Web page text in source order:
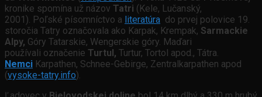
kronike spomína už názov Tatri (Kele, Lučanský,
2001). Poľské písomníctvo a literatúra do prvej polovice 19.
storočia Tatry označovala ako Karpak, Krempak, Sarmackie
Alpy, Góry Tatarskie, Wengerskie góry. Maďari
používali označenie Turtul, Turtur, Tortol apod., Tátra.
Nemci Karpathen, Schnee-Gebirge, Zentralkarpathen apod
(vysoke-tatry.info).